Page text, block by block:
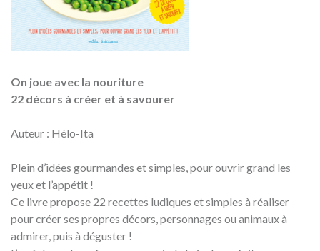
On joue avec la nouriture
22 décors à créer et à savourer
Auteur : Hélo-Ita
Plein d’idées gourmandes et simples, pour ouvrir grand les
yeux et l’appétit !
Ce livre propose 22 recettes ludiques et simples à réaliser
pour créer ses propres décors, personnages ou animaux à
admirer, puis à déguster !